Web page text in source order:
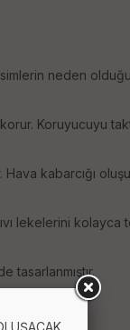
neden
Koruyucuyu
kabarcığı
lekelerini kolayca
tasarlanmıştır.